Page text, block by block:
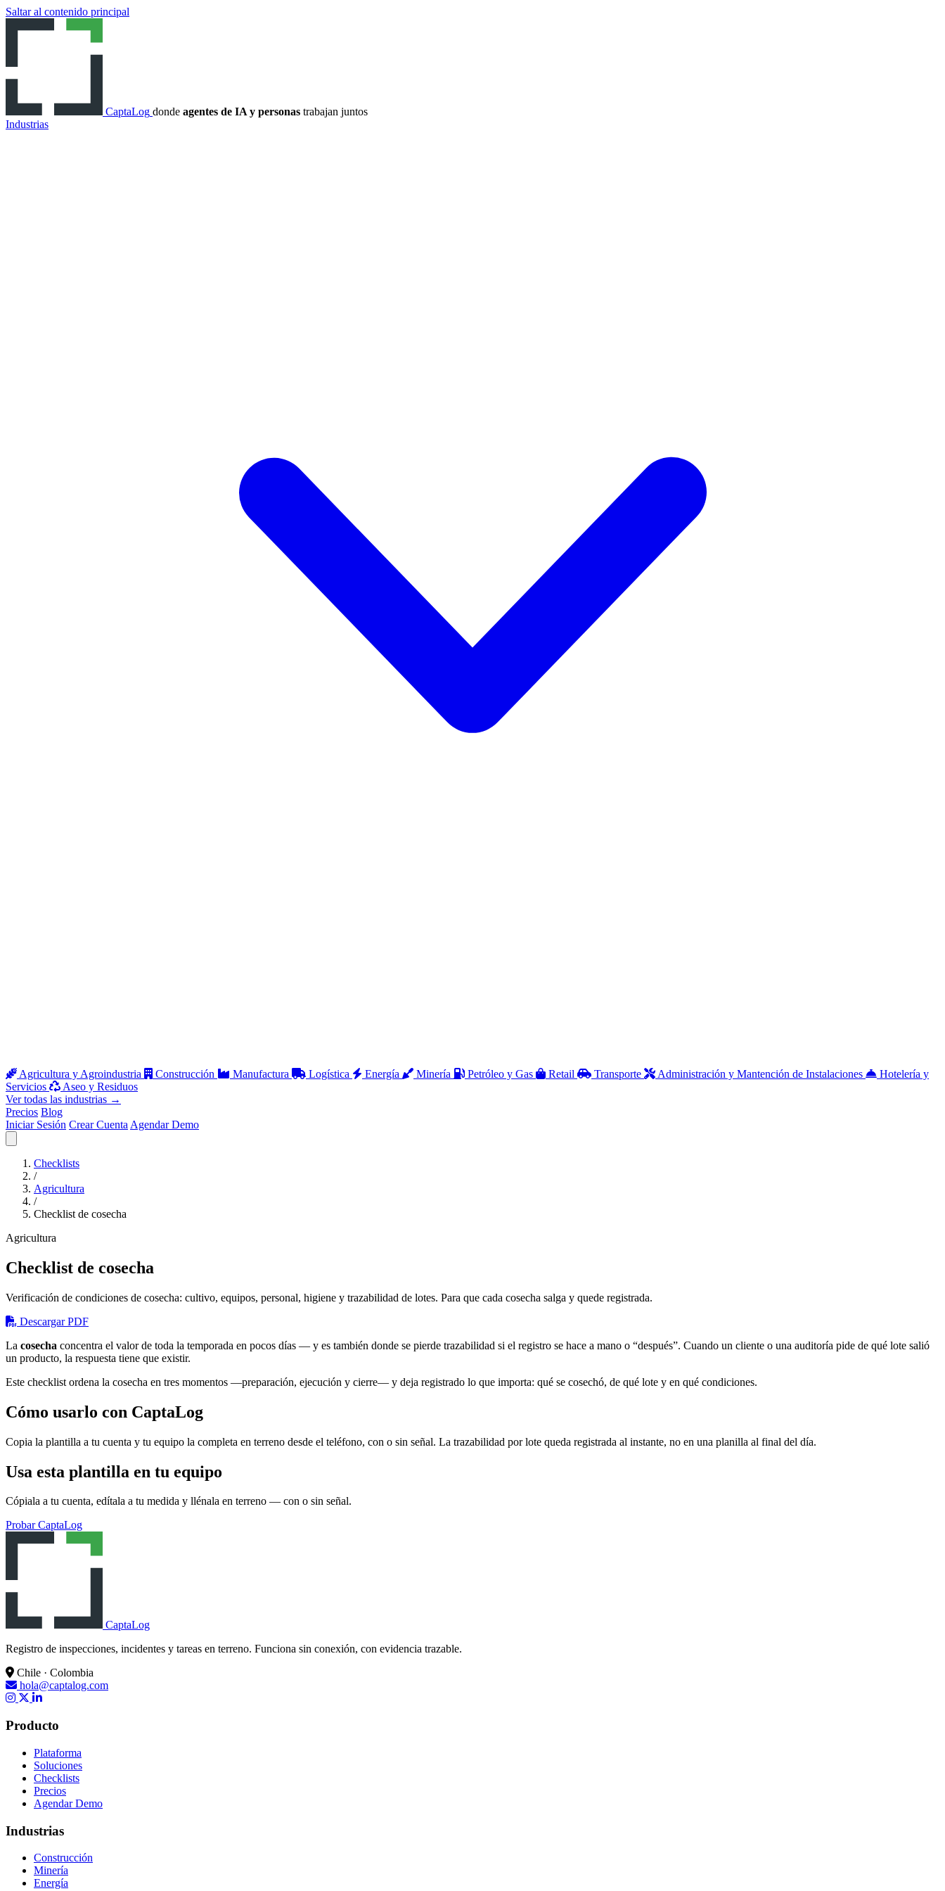
Saltar al contenido principal
CaptaLog donde agentes de IA y personas trabajan juntos
Industrias
Agricultura y Agroindustria Construcción Manufactura Logística Energía Minería Petróleo y Gas Retail Transporte Administración y Mantención de Instalaciones
Hotelería y
Servicios
Aseo y Residuos
Ver todas las industrias →
Precios Blog
Iniciar Sesión Crear Cuenta Agendar Demo
Checklists
/
Agricultura
/
Checklist de cosecha
Agricultura
Checklist de cosecha
Verificación de condiciones de cosecha: cultivo, equipos, personal, higiene y trazabilidad de lotes. Para que cada cosecha salga y quede registrada.
Descargar PDF
La cosecha concentra el valor de toda la temporada en pocos días — y es también donde se pierde trazabilidad si el registro se hace a mano o “después”. Cuando un cliente o una auditoría pide de qué lote salió
un producto, la respuesta tiene que existir.
Este checklist ordena la cosecha en tres momentos —preparación, ejecución y cierre— y deja registrado lo que importa: qué se cosechó, de qué lote y en qué condiciones.
Cómo usarlo con CaptaLog
Copia la plantilla a tu cuenta y tu equipo la completa en terreno desde el teléfono, con o sin señal. La trazabilidad por lote queda registrada al instante, no en una planilla al final del día.
Usa esta plantilla en tu equipo
Cópiala a tu cuenta, edítala a tu medida y llénala en terreno — con o sin señal.
Probar CaptaLog
CaptaLog
Registro de inspecciones, incidentes y tareas en terreno. Funciona sin conexión, con evidencia trazable.
Chile · Colombia
hola@captalog.com
Producto
Plataforma
Soluciones
Checklists
Precios
Agendar Demo
Industrias
Construcción
Minería
Energía